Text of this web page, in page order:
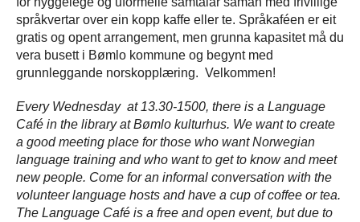
språkvertar over ein kopp kaffe eller te. Språkaféen er eit
gratis og opent arrangement, men grunna kapasitet må du
vera busett i Bømlo kommune og begynt med
grunnleggande norskopplæring. Velkommen!
Every Wednesday at 13.30-1500, there is a Language
Café in the library at Bømlo kulturhus. We want to create
a good meeting place for those who want Norwegian
language training and who want to get to know and meet
new people. Come for an informal conversation with the
volunteer language hosts and have a cup of coffee or tea.
The Language Café is a free and open event, but due to